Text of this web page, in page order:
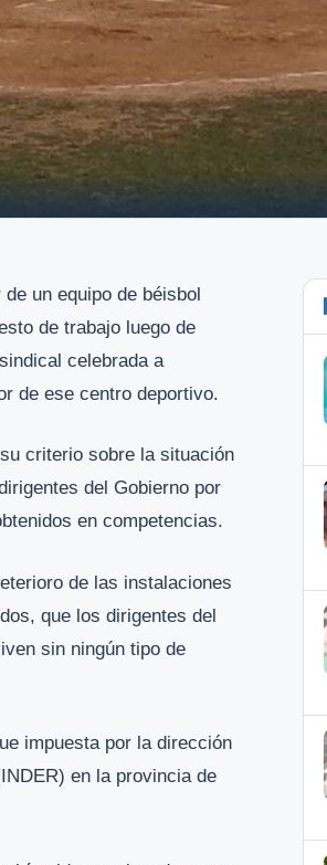
un equipo de béisbol
de trabajo luego de
celebrada a
de ese centro deportivo.
criterio sobre la situación
del Gobierno por
en competencias.
de las instalaciones
que los dirigentes del
sin ningún tipo de
impuesta por la dirección
en la provincia de